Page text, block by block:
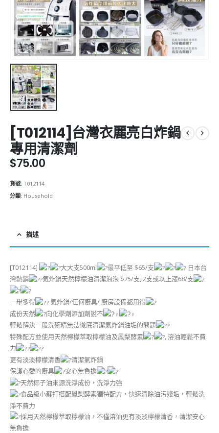
[T012114]台灣衣麗亮白炸鍋
專用清潔劑
$75.00
貨號: T012114
分類: Household
描述
[T012114] 大大支500ml 最平低至 $65/支
日本台
灣熱銷
氣炸鍋天然檸檬油清潔泡泡 $75/支, 2支或以上漲68/支
一舉多得
氣炸鍋/任何廚具/ 廚房設備都用得
成份天然
向化學劑添加劑說不
輕鬆解決一般洗碗精無法徹底清潔氣炸鍋油垢的問題
特殊配方並使用天然檸檬萃取檸檬油及鳳梨酵素
, 溶油輕鬆不費
力
更有淡淡檸檬清香
清潔氣炸鍋
保護心愛的廚具
安心無負擔
天然椰子油來源洗淨成份，洗淨力強
食品級小蘇打搭配鳳梨酵素獨特配方，快速清除油污殘垢，輕鬆洗
淨不費力
採用天然檸檬萃取檸檬油，不僅溶油更有淡淡檸檬清香，清潔安心
無負擔